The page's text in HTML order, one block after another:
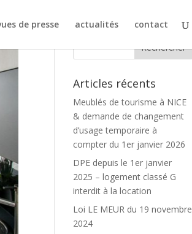
de presse actualités contact
Articles récents
Meublés de tourisme à NICE
& demande de changement
d’usage temporaire à
compter du 1er janvier 2026
DPE depuis le 1er janvier
2025 – logement classé G
interdit à la location
Loi LE MEUR du 19 novembre
2024